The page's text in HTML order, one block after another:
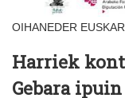
OIHANEDER
Harriek
Gebaraipuin